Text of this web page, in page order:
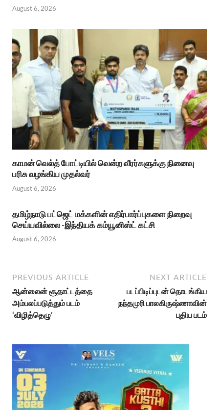
August 6, 2026
காமன் வெல்த் போட்டியில் வென்ற வீரர்களுக்கு நினைவு
பரிசு வழங்கிய முதல்வர்
August 6, 2026
தமிழ்நாடு பட்ஜெட் மக்களின் எதிர்பார்ப்புகளை நிறைவு
செய்யவில்லை -இந்தியக் கம்யூனிஸ்ட் கட்சி
August 6, 2026
PREVIOUS ARTICLE
ஆன்லைன் சூதாட்டத்தை
அம்பலப்படுத்தும் படம்
‘விழித்தெழு’
NEXT ARTICLE
படப்பிடிப்புடன் தொடங்கிய
நந்தமுரி பாலகிருஷ்ணாவின்
புதிய படம்